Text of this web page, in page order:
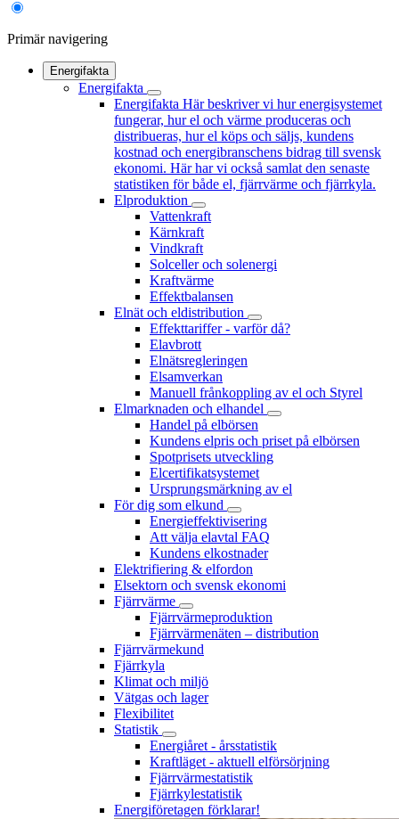
Primär navigering
Energifakta
Energifakta
Energifakta Här beskriver vi hur energisystemet
fungerar, hur el och värme produceras och
distribueras, hur el köps och säljs, kundens
kostnad och energibranschens bidrag till svensk
ekonomi. Här har vi också samlat den senaste
statistiken för både el, fjärrvärme och fjärrkyla.
Elproduktion
Vattenkraft
Kärnkraft
Vindkraft
Solceller och solenergi
Kraftvärme
Effektbalansen
Elnät och eldistribution
Effekttariffer - varför då?
Elavbrott
Elnätsregleringen
Elsamverkan
Manuell frånkoppling av el och Styrel
Elmarknaden och elhandel
Handel på elbörsen
Kundens elpris och priset på elbörsen
Spotprisets utveckling
Elcertifikatsystemet
Ursprungsmärkning av el
För dig som elkund
Energieffektivisering
Att välja elavtal FAQ
Kundens elkostnader
Elektrifiering & elfordon
Elsektorn och svensk ekonomi
Fjärrvärme
Fjärrvärmeproduktion
Fjärrvärmenäten – distribution
Fjärrvärmekund
Fjärrkyla
Klimat och miljö
Vätgas och lager
Flexibilitet
Statistik
Energiåret - årsstatistik
Kraftläget - aktuell elförsörjning
Fjärrvärmestatistik
Fjärrkylestatistik
Energiföretagen förklarar!